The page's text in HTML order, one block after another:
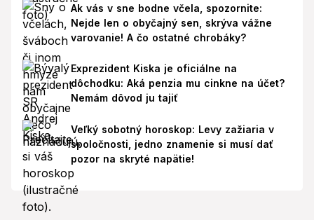
Ak vás v sne bodne včela, spozornite:
Nejde len o obyčajný sen, skrýva vážne
varovanie! A čo ostatné chrobáky?
Exprezident Kiska je oficiálne na
dôchodku: Aká penzia mu cinkne na účet?
Nemám dôvod ju tajiť
Veľký sobotný horoskop: Levy zažiaria v
spoločnosti, jedno znamenie si musí dať
pozor na skryté napätie!